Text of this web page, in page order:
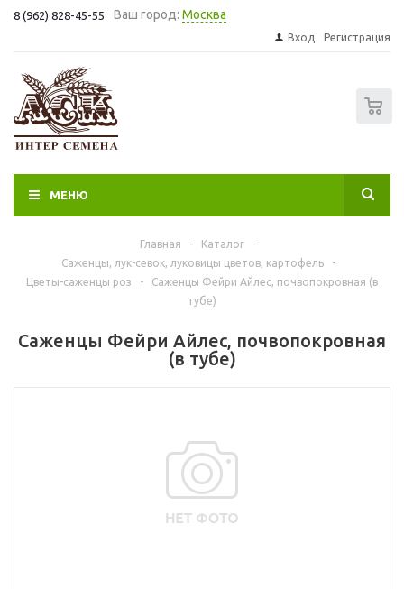
8 (962) 828-45-55 Ваш город: Москва
Вход Регистрация
МЕНЮ
Главная - Каталог
-
Саженцы, лук-севок, луковицы цветов, картофель
-
Цветы-саженцы роз
-
Саженцы Фейри Айлес, почвопокровная (в
тубе)
Саженцы Фейри Айлес, почвопокровная
(в тубе)